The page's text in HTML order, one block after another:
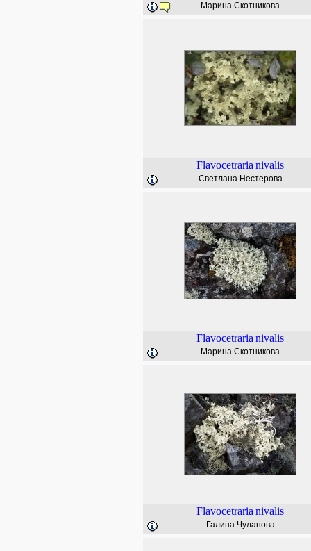
Марина Скотникова
Flavocetraria nivalis
Светлана Нестерова
Flavocetraria nivalis
Марина Скотникова
Flavocetraria nivalis
Галина Чуланова